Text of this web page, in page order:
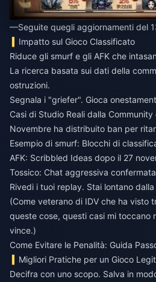
—Seguite quegli aggiornamenti del
Impatto sul Gioco Classificato
Riduce gli smurf e gli AFK che
La ricerca basata sui dati della
ostruzioni.
Segnala i "griefer". Gioca
Casi di Studio Reali dalla
Novembre ha distribuito ban per
Esempio di smurf: Blocchi di
AFK: Scribbled Ideas dopo il 27
Tossico: Chat aggressiva
Rivedi i tuoi replay. Stai lontano dalla
(Come veterano di IDV che ha visto
queste cose, questi casi mi
vince.)
Come Evitare le Penalità: Guida
Migliori Pratiche per un Gioco
Decifra con uno scopo. Salva in